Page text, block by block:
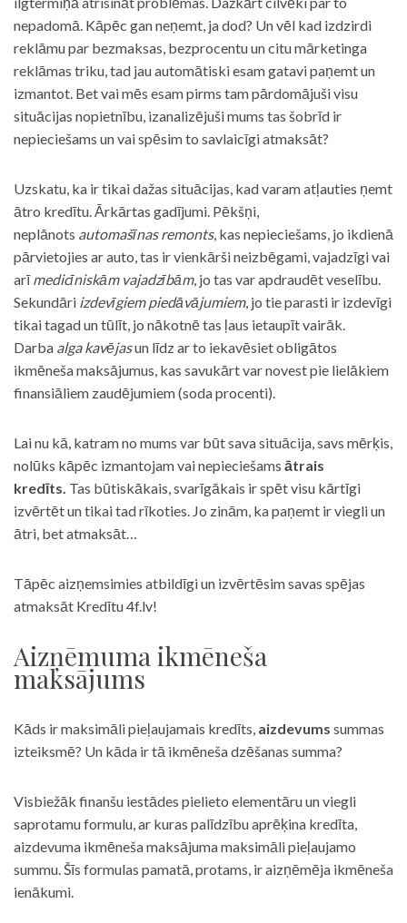
nepadomā. Kāpēc gan neņemt, ja dod? Un vēl kad izdzirdi
reklāmu par bezmaksas, bezprocentu un citu mārketinga
reklāmas triku, tad jau automātiski esam gatavi paņemt un
izmantot. Bet vai mēs esam pirms tam pārdomājuši visu
situācijas nopietnību, izanalizējuši mums tas šobrīd ir
nepieciešams un vai spēsim to savlaicīgi atmaksāt?
Uzskatu, ka ir tikai dažas situācijas, kad varam atļauties ņemt
ātro kredītu. Ārkārtas gadījumi. Pēkšņi,
neplānots automašīnas remonts, kas nepieciešams, jo ikdienā
pārvietojies ar auto, tas ir vienkārši neizbēgami, vajadzīgi vai
arīmedicīniskām vajadzībām, jo tas var apdraudēt veselību.
Sekundāri izdevīgiem piedāvājumiem, jo tie parasti ir izdevīgi
tikai tagad un tūlīt, jo nākotnē tas ļaus ietaupīt vairāk.
Darba alga kavējasun līdz ar to iekavēsiet obligātos
ikmēneša maksājumus, kas savukārt var novest pie lielākiem
finansiāliem zaudējumiem (soda procenti).
Lai nu kā, katram no mums var būt sava situācija, savs mērķis,
nolūks kāpēc izmantojam vai nepieciešams ātrais
kredīts. Tas būtiskākais, svarīgākais ir spēt visu kārtīgi
izvērtēt un tikai tad rīkoties. Jo zinām, ka paņemt ir viegli un
ātri, bet atmaksāt…
Tāpēc aizņemsimies atbildīgi un izvērtēsim savas spējas
atmaksāt Kredītu 4f.lv!
Aizņēmuma ikmēneša
maksājums
Kāds ir maksimāli pieļaujamais kredīts, aizdevums summas
izteiksmē? Un kāda ir tā ikmēneša dzēšanas summa?
Visbiežāk finanšu iestādes pielieto elementāru un viegli
saprotamu formulu, ar kuras palīdzību aprēķina kredīta,
aizdevuma ikmēneša maksājuma maksimāli pieļaujamo
summu. Šīs formulas pamatā, protams, ir aizņēmēja ikmēneša
ienākumi.